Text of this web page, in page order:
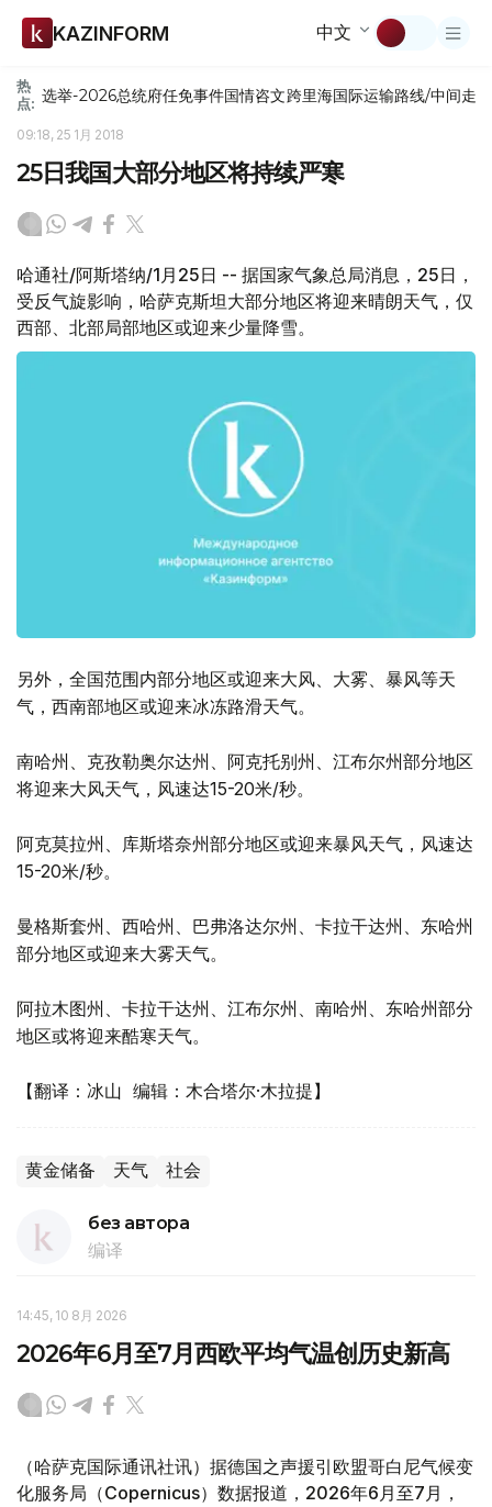
KAZINFORM 中文
热
点: 选举-2026总统府任免事件国情咨文跨里海国际运输路线/中间走廊
09:18, 25 1月 2018
25日我国大部分地区将持续严寒
哈通社/阿斯塔纳/1月25日 -- 据国家气象总局消息，25日，
受反气旋影响，哈萨克斯坦大部分地区将迎来晴朗天气，仅
西部、北部局部地区或迎来少量降雪。
另外，全国范围内部分地区或迎来大风、大雾、暴风等天
气，西南部地区或迎来冰冻路滑天气。
南哈州、克孜勒奥尔达州、阿克托别州、江布尔州部分地区
将迎来大风天气，风速达15-20米/秒。
阿克莫拉州、库斯塔奈州部分地区或迎来暴风天气，风速达
15-20米/秒。
曼格斯套州、西哈州、巴弗洛达尔州、卡拉干达州、东哈州
部分地区或迎来大雾天气。
阿拉木图州、卡拉干达州、江布尔州、南哈州、东哈州部分
地区或将迎来酷寒天气。
【翻译：冰山 编辑：木合塔尔·木拉提】
黄金储备 天气 社会
без автора
编译
14:45, 10 8月 2026
2026年6月至7月西欧平均气温创历史新高
（哈萨克国际通讯社讯）据德国之声援引欧盟哥白尼气候变
化服务局（Copernicus）数据报道，2026年6月至7月，